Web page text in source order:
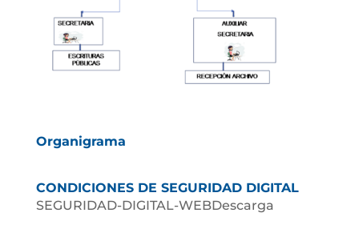
Organigrama
CONDICIONES DE SEGURIDAD DIGITAL
SEGURIDAD-DIGITAL-WEBDescarga